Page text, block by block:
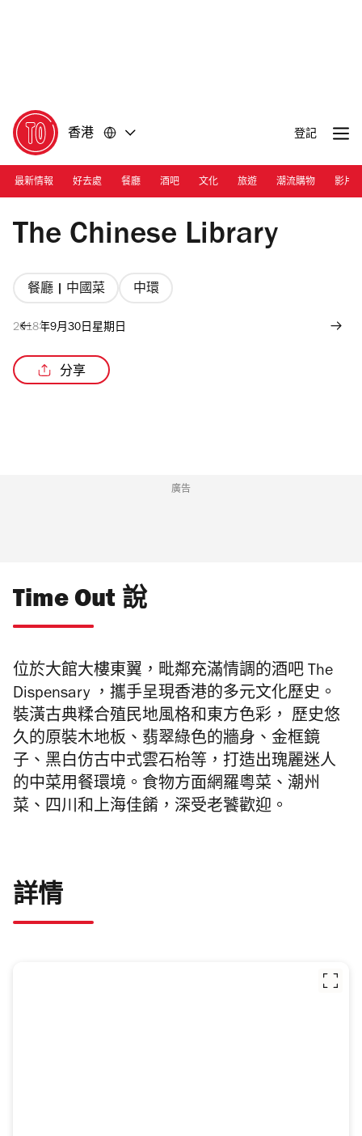
香港 登記
最新情報 好去處 餐廳 酒吧 文化 旅遊 潮流購物 影片
The Chinese Library
餐廳 | 中國菜 中環
2018年9月30日星期日
分享
廣告
Time Out 說
位於大館大樓東翼，毗鄰充滿情調的酒吧 The
Dispensary ，攜手呈現香港的多元文化歷史。
裝潢古典糅合殖民地風格和東方色彩， 歷史悠
久的原裝木地板、翡翠綠色的牆身、金框鏡
子、黑白仿古中式雲石枱等，打造出瑰麗迷人
的中菜用餐環境。食物方面網羅粵菜、潮州
菜、四川和上海佳餚，深受老饕歡迎。
詳情